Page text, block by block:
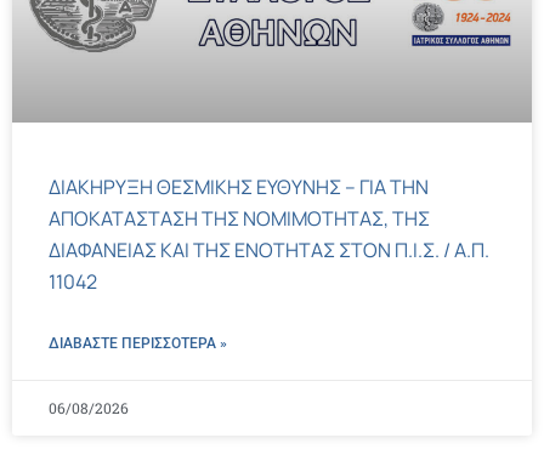
ΔΙΑΚΗΡΥΞΗ ΘΕΣΜΙΚΗΣ ΕΥΘΥΝΗΣ – ΓΙΑ ΤΗΝ
ΑΠΟΚΑΤΑΣΤΑΣΗ ΤΗΣ ΝΟΜΙΜΟΤΗΤΑΣ, ΤΗΣ
ΔΙΑΦΑΝΕΙΑΣ ΚΑΙ ΤΗΣ ΕΝΟΤΗΤΑΣ ΣΤΟΝ Π.Ι.Σ. / Α.Π.
11042
ΔΙΑΒΑΣΤΕ ΠΕΡΙΣΣΌΤΕΡΑ »
06/08/2026